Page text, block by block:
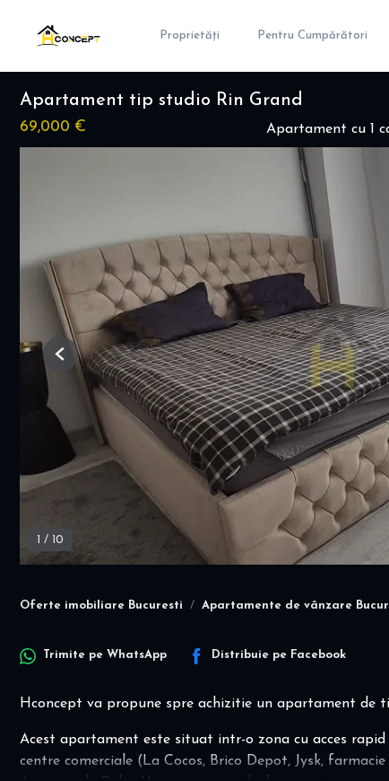
Proprietăți Pentru Cumpărători
Apartament tip studio Rin Grand
69,000 € Apartament cu 1
1 / 10
Previous
Oferte imobiliare Bucuresti Apartamente de vânzare
Trimite pe WhatsApp Distribuie pe Facebook
Hconcept va propune spre achizitie un apartament de
Acest apartament este situat intr-o zona cu acces
centre comerciale (La Cocos, Brico Depot, Jysk, farmacie